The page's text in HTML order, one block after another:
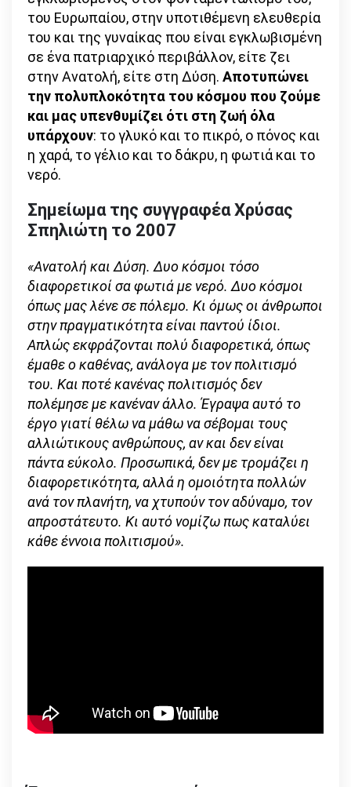
του Ευρωπαίου, στην υποτιθέμενη ελευθερία
του και της γυναίκας που είναι εγκλωβισμένη
σε ένα πατριαρχικό περιβάλλον, είτε ζει
στην Ανατολή, είτε στη Δύση. Αποτυπώνει
την πολυπλοκότητα του κόσμου που ζούμε
και μας υπενθυμίζει ότι στη ζωή όλα
υπάρχουν: το γλυκό και το πικρό, ο πόνος και
η χαρά, το γέλιο και το δάκρυ, η φωτιά και το
νερό.
Σημείωμα της συγγραφέα Χρύσας
Σπηλιώτη το 2007
«Ανατολή και Δύση. Δυο κόσμοι τόσο
διαφορετικοί σα φωτιά με νερό. Δυο κόσμοι
όπως μας λένε σε πόλεμο. Κι όμως οι άνθρωποι
στην πραγματικότητα είναι παντού ίδιοι.
Απλώς εκφράζονται πολύ διαφορετικά, όπως
έμαθε ο καθένας, ανάλογα με τον πολιτισμό
του. Και ποτέ κανένας πολιτισμός δεν
πολέμησε με κανέναν άλλο. Έγραψα αυτό το
έργο γιατί θέλω να μάθω να σέβομαι τους
αλλιώτικους ανθρώπους, αν και δεν είναι
πάντα εύκολο. Προσωπικά, δεν με τρομάζει η
διαφορετικότητα, αλλά η ομοιότητα πολλών
ανά τον πλανήτη, να χτυπούν τον αδύναμο, τον
απροστάτευτο. Κι αυτό νομίζω πως καταλύει
κάθε έννοια πολιτισμού».